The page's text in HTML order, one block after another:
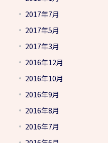
2017年7月
2017年5月
2017年3月
2016年12月
2016年10月
2016年9月
2016年8月
2016年7月